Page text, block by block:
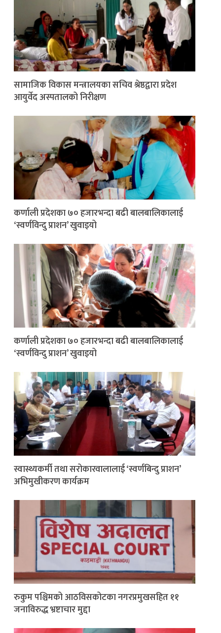
सामाजिक विकास मन्त्रालयका सचिव श्रेष्ठद्वारा प्रदेश
आयुर्वेद अस्पतालको निरीक्षण
कर्णाली प्रदेशका ७० हजारभन्दा बढी बालबालिकालाई
‘स्वर्णविन्दु प्राशन’ खुवाइयो
कर्णाली प्रदेशका ७० हजारभन्दा बढी बालबालिकालाई
‘स्वर्णविन्दु प्राशन’ खुवाइयो
स्वास्थ्यकर्मी तथा सरोकारवालालाई ‘स्वर्णबिन्दु प्राशन’
अभिमुखीकरण कार्यक्रम
रुकुम पश्चिमको आठविसकोटका नगरप्रमुखसहित ११
जनाविरुद्ध भ्रष्टाचार मुद्दा